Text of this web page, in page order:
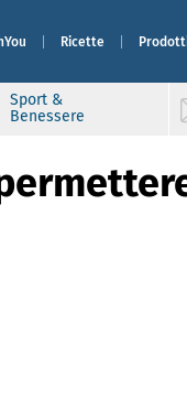
Ricette
Sport &
Benessere